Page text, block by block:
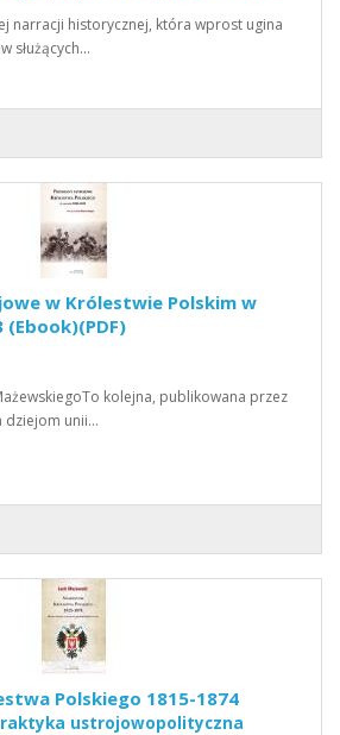
narracji historycznej, która wprost ugina
służących…
w Królestwie Polskim w
kolejna, publikowana przez
dziejom unii…
Polskiego 1815-1874
ustrojowopolityczna